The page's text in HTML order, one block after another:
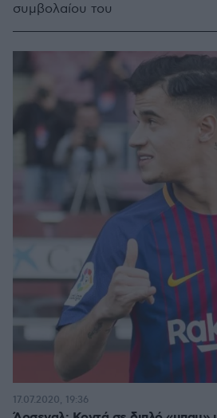
συμβολαίου του
17.07.2020, 19:36